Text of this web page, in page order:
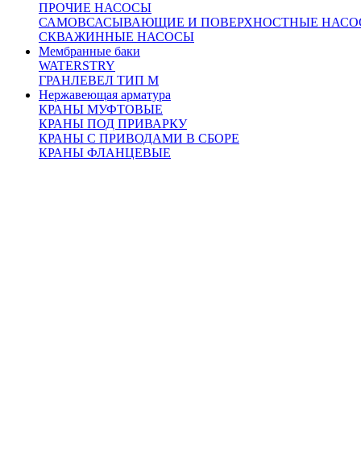
ПРОЧИЕ НАСОСЫ
САМОВСАСЫВАЮЩИЕ И ПОВЕРХНОСТНЫЕ
СКВАЖИННЫЕ НАСОСЫ
Мембранные баки
WATERSTRY
ГРАНЛЕВЕЛ ТИП М
Нержавеющая арматура
КРАНЫ МУФТОВЫЕ
КРАНЫ ПОД ПРИВАРКУ
КРАНЫ С ПРИВОДАМИ В СБОРЕ
КРАНЫ ФЛАНЦЕВЫЕ